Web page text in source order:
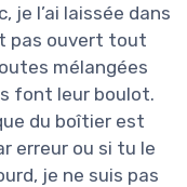
je l’ai laissée dans
pas ouvert tout
mélangées
font leur boulot.
du boîtier est
erreur ou si tu le
je ne suis pas